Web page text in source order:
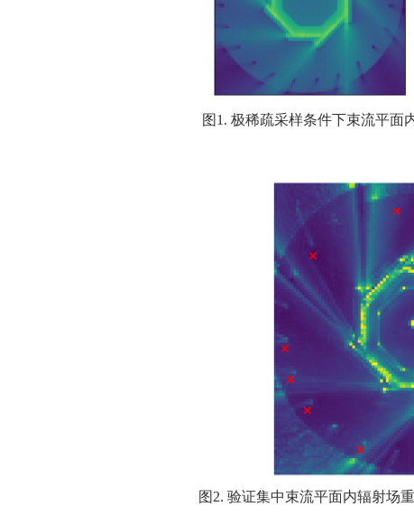
图 1.极稀疏采样条件下束流平面
图 2. 验证集中束流平面内辐射场